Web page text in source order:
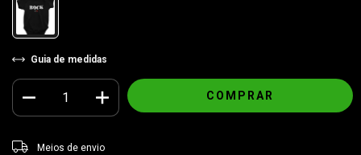
Guia de medidas
Entregas para o CEP:
Meios de envio